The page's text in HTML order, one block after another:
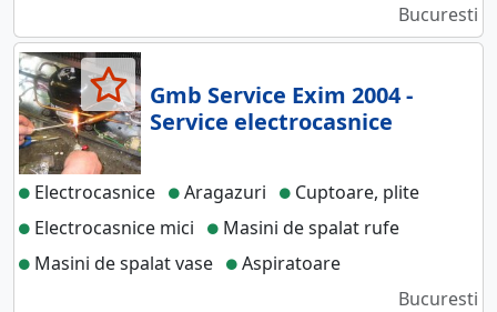
Bucuresti
Gmb Service Exim 2004 -
Service electrocasnice
Electrocasnice Aragazuri
Cuptoare, plite
Electrocasnice mici
Masini de spalat rufe
Masini de spalat vase
Aspiratoare
Bucuresti